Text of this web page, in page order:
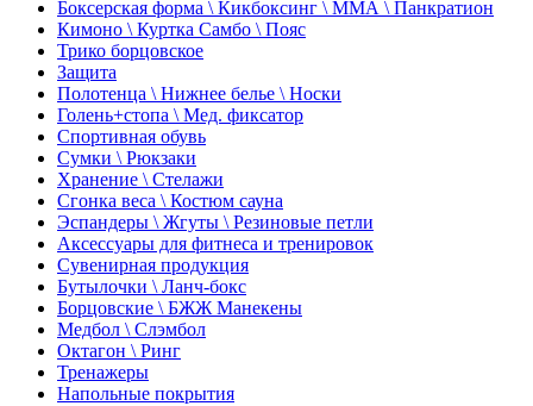
Боксерская форма \ Кикбоксинг \ ММА \ Панкратион
Кимоно \ Куртка Самбо \ Пояс
Трико борцовское
Защита
Полотенца \ Нижнее белье \ Носки
Голень+стопа \ Мед. фиксатор
Спортивная обувь
Сумки \ Рюкзаки
Хранение \ Стелажи
Сгонка веса \ Костюм сауна
Эспандеры \ Жгуты \ Резиновые петли
Аксессуары для фитнеса и тренировок
Сувенирная продукция
Бутылочки \ Ланч-бокс
Борцовские \ БЖЖ Манекены
Медбол \ Слэмбол
Октагон \ Ринг
Тренажеры
Напольные покрытия